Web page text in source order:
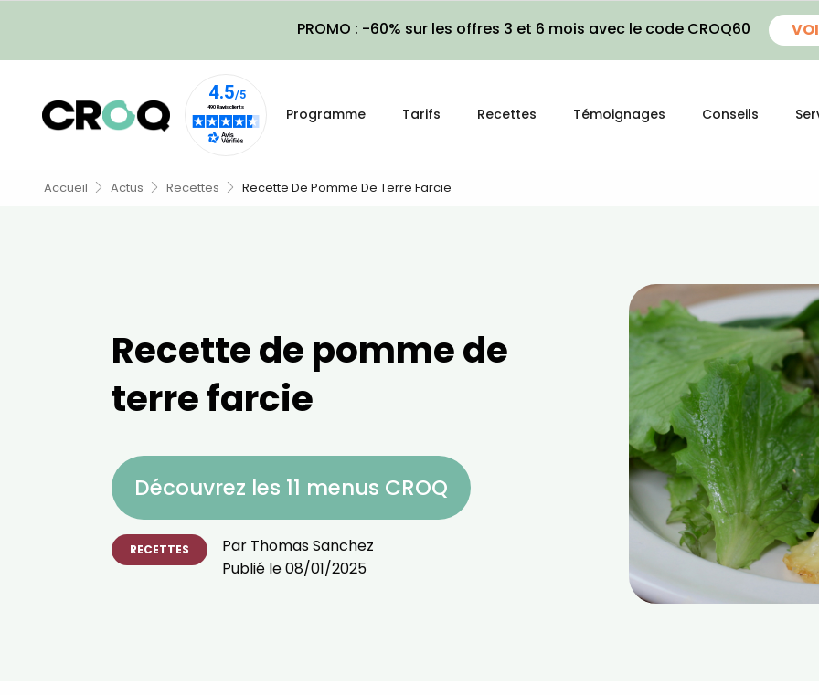
PROMO : -60% sur les offres 3 et 6 mois avec le code CROQ60
Programme Tarifs Recettes Témoignages Conseils
Accueil Actus Recettes Recette De Pomme De Terre Farcie
Recette de pomme de
terre farcie
Découvrez les 11 menus CROQ
RECETTES Par Thomas Sanchez
Publié le08/01/2025